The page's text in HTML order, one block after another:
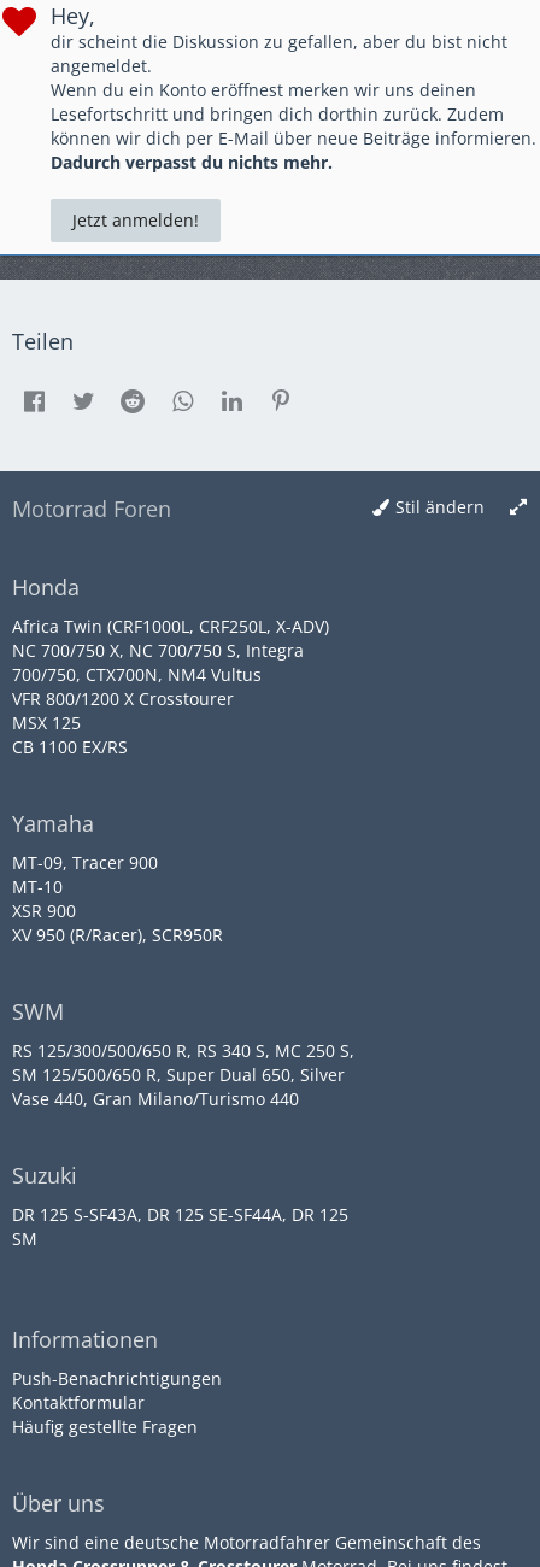
Hey,
dir scheint die Diskussion zu gefallen, aber du bist nicht
angemeldet.
Wenn du ein Konto eröffnest merken wir uns deinen
Lesefortschritt und bringen dich dorthin zurück. Zudem
können wir dich per E-Mail über neue Beiträge informieren.
Dadurch verpasst du nichts mehr.
Jetzt anmelden!
Teilen
Stil ändern
Motorrad Foren
Honda
Africa Twin (CRF1000L, CRF250L, X-ADV)
NC 700/750 X, NC 700/750 S, Integra
700/750, CTX700N, NM4 Vultus
VFR 800/1200 X Crosstourer
MSX 125
CB 1100 EX/RS
Yamaha
MT-09, Tracer 900
MT-10
XSR 900
XV 950 (R/Racer), SCR950R
SWM
RS 125/300/500/650 R, RS 340 S, MC 250 S,
SM 125/500/650 R, Super Dual 650, Silver
Vase 440, Gran Milano/Turismo 440
Suzuki
DR 125 S-SF43A, DR 125 SE-SF44A, DR 125
SM
Informationen
Push-Benachrichtigungen
Kontaktformular
Häufig gestellte Fragen
Über uns
Wir sind eine deutsche Motorradfahrer Gemeinschaft des